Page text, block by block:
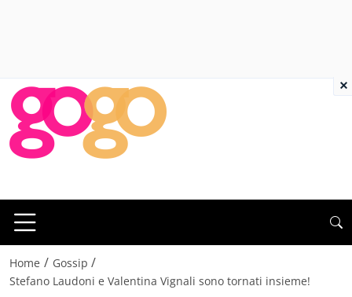
Home / Gossip /
Stefano Laudoni e Valentina Vignali sono tornati insieme!
×